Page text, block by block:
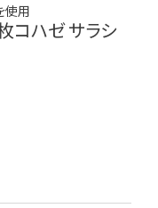
使用
コハゼ サラシ